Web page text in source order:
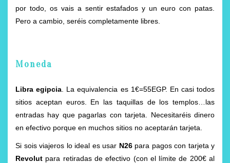
por todo, os vais a sentir estafados y un euro con patas.
Pero a cambio, seréis completamente libres.
Moneda
Libra egipcia . La equivalencia es 1€=55EGP. En casi todos
sitios aceptan euros. En las taquillas de los templos…las
entradas hay que pagarlas con tarjeta. Necesitaréis dinero
en efectivo porque en muchos sitios no aceptarán tarjeta.
Si sois viajeros lo ideal es usar N26para pagos con tarjeta y
Revolut para retiradas de efectivo (con el límite de 200€ al